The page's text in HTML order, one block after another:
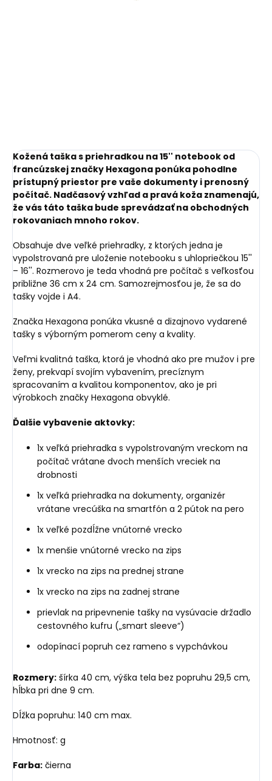
Kožená taška s priehradkou na 15'' notebook od
francúzskej značky Hexagona ponúka pohodlne
prístupný priestor pre vaše dokumenty i prenosný
počítač. Nadčasový vzhľad a pravá koža znamenajú,
že vás táto taška bude sprevádzať na obchodných
rokovaniach mnoho rokov.
Obsahuje dve veľké priehradky, z ktorých jedna je
vypolstrovaná pre uloženie notebooku s uhlopriečkou 15''
– 16''. Rozmerovo je teda vhodná pre počítač s veľkosťou
približne 36 cm x 24 cm. Samozrejmosťou je, že sa do
tašky vojde i A4.
Značka Hexagona ponúka vkusné a dizajnovo vydarené
tašky s výborným pomerom ceny a kvality.
Veľmi kvalitná taška, ktorá je vhodná ako pre mužov i pre
ženy, prekvapí svojím vybavením, precíznym
spracovaním a kvalitou komponentov, ako je pri
výrobkoch značky Hexagona obvyklé.
Ďalšie vybavenie aktovky:
1x veľká priehradka s vypolstrovaným vreckom na
počítač vrátane dvoch menších vreciek na
drobnosti
1x veľká priehradka na dokumenty, organizér
vrátane vrecúška na smartfón a 2 pútok na pero
1x veľké pozdĺžne vnútorné vrecko
1x menšie vnútorné vrecko na zips
1x vrecko na zips na prednej strane
1x vrecko na zips na zadnej strane
prievlak na pripevnenie tašky na vysúvacie držadlo
cestovného kufru („smart sleeve“)
odopínací popruh cez rameno s vypchávkou
Rozmery: šírka 40 cm, výška tela bez popruhu 29,5 cm,
hĺbka pri dne 9 cm.
Dĺžka popruhu: 140 cm max.
Hmotnosť: g
Farba: čierna